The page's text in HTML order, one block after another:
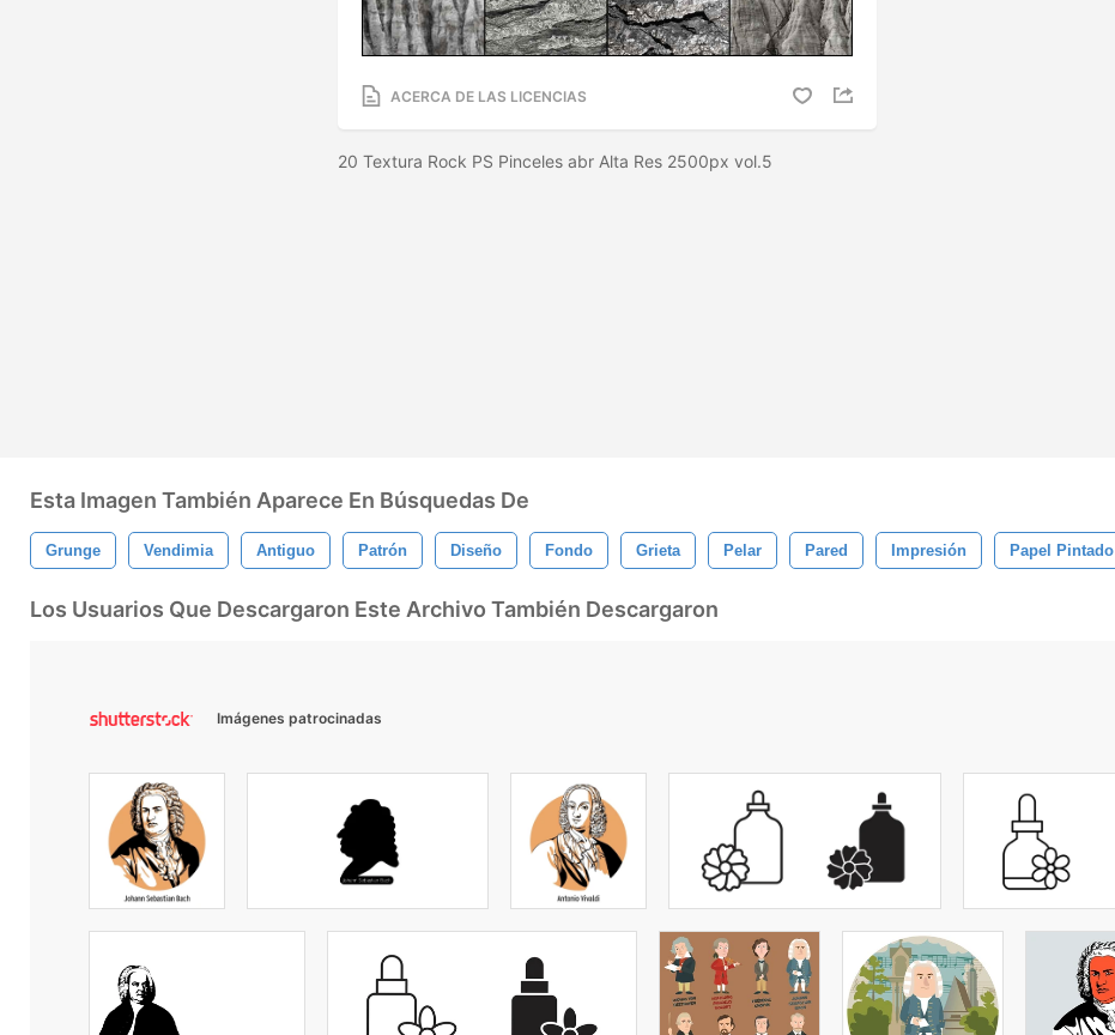
ACERCA DE LAS LICENCIAS
20 Textura Rock PS Pinceles abr Alta Res 2500px vol.5
Esta Imagen También Aparece En Búsquedas De
Grunge Vendimia Antiguo Patrón Diseño Fondo Grieta Pelar Pared Impresión Papel Pintado
Los Usuarios Que Descargaron Este Archivo También Descargaron
Imágenes patrocinadas